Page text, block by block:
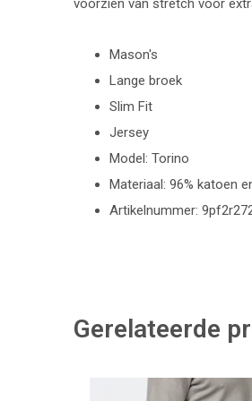
voorzien van stretch voor
Mason's
Lange broek
Slim Fit
Jersey
Model: Torino
Materiaal: 96% katoen
Artikelnummer:
Gerelateerde